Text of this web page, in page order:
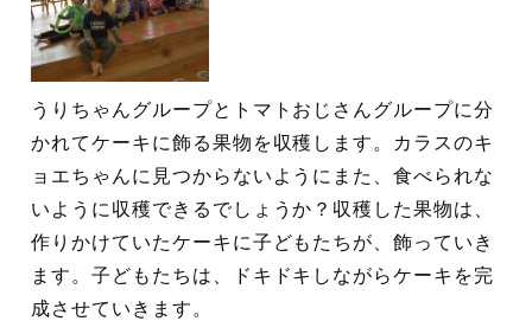
うりちゃんグループとトマトおじさんグループに分
かれてケーキに飾る果物を収穫します。カラスのキ
ョエちゃんに見つからないようにまた、食べられな
いように収穫できるでしょうか？収穫した果物は、
作りかけていたケーキに子どもたちが、飾っていき
ます。子どもたちは、ドキドキしながらケーキを完
成させていきます。